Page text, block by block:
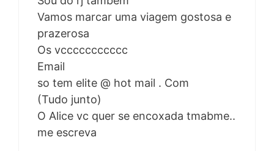
Vamos marcar uma viagem gostosa e
prazerosa
Os vccccccccccc
Email
so tem elite @ hot mail . Com
(Tudo junto)
O Alice vc quer se encoxada tmabme..
me escreva